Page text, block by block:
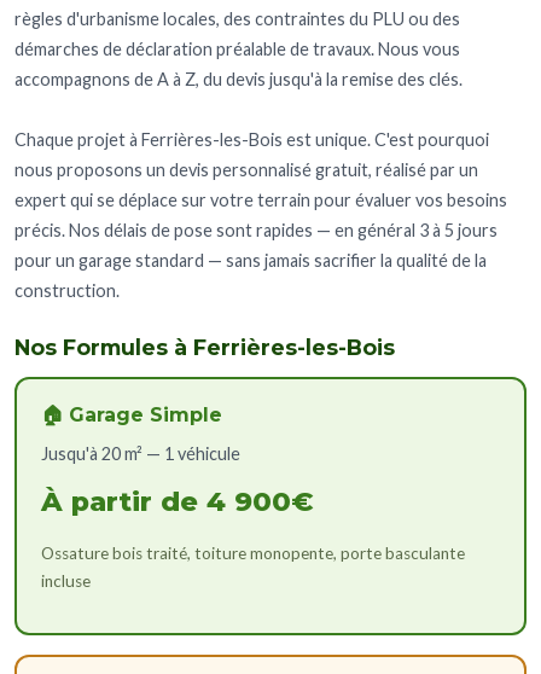
règles d'urbanisme locales, des contraintes du PLU ou des
démarches de déclaration préalable de travaux. Nous vous
accompagnons de A à Z, du devis jusqu'à la remise des clés.
Chaque projet à Ferrières-les-Bois est unique. C'est pourquoi
nous proposons un devis personnalisé gratuit, réalisé par un
expert qui se déplace sur votre terrain pour évaluer vos besoins
précis. Nos délais de pose sont rapides — en général 3 à 5 jours
pour un garage standard — sans jamais sacrifier la qualité de la
construction.
Nos Formules à Ferrières-les-Bois
🏠 Garage Simple
Jusqu'à 20 m² — 1 véhicule
À partir de 4 900€
Ossature bois traité, toiture monopente, porte basculante
incluse